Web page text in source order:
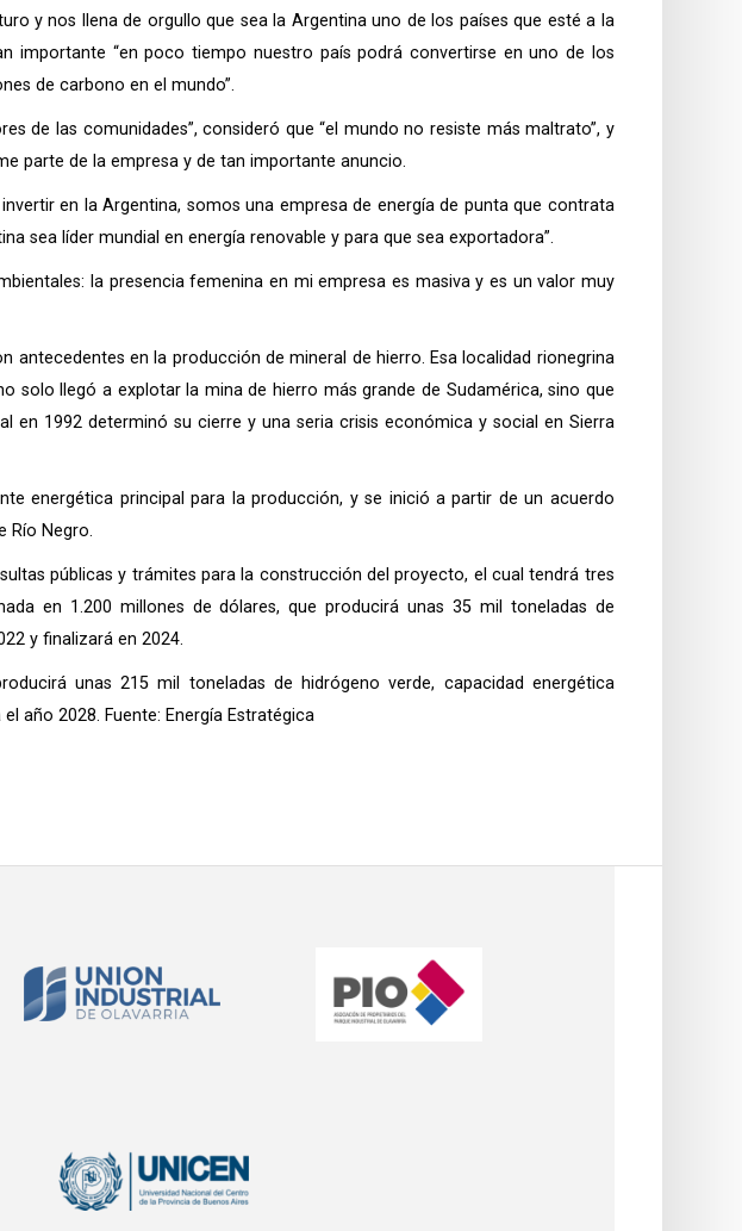
y nos llena de orgullo que sea la Argentina uno de los países que esté a la
importante “en poco tiempo nuestro país podrá convertirse en uno de los
de carbono en el mundo”.
de las comunidades”, consideró que “el mundo no resiste más maltrato”, y
parte de la empresa y de tan importante anuncio.
en la Argentina, somos una empresa de energía de punta que contrata
sea líder mundial en energía renovable y para que sea exportadora”.
la presencia femenina en mi empresa es masiva y es un valor muy
antecedentes en la producción de mineral de hierro. Esa localidad rionegrina
solo llegó a explotar la mina de hierro más grande de Sudamérica, sino que
en 1992 determinó su cierre y una seria crisis económica y social en Sierra
energética principal para la producción, y se inició a partir de un acuerdo
Río Negro.
públicas y trámites para la construcción del proyecto, el cual tendrá tres
en 1.200 millones de dólares, que producirá unas 35 mil toneladas de
y finalizará en 2024.
unas 215 mil toneladas de hidrógeno verde, capacidad energética
año 2028. Fuente: Energía Estratégica